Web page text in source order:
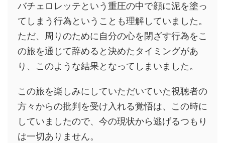
バチェロレッテという重圧の中で顔に泥を塗っ
てしまう行為ということも理解していました。
ただ、周りのために自分の心を閉ざす行為をこ
の旅を通じて辞めると決めたタイミングがあ
り、このような結果となってしまいました。
この旅を楽しみにしていただいていた視聴者の
方々からの批判を受け入れる覚悟は、この時に
していましたので、今の現状から逃げるつもり
は一切ありません。